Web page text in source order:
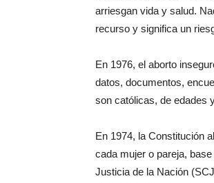
arriesgan vida y salud.
recurso y significa un
En 1976, el aborto
datos, documentos,
son católicas, de edades
En 1974, la Constitución
cada mujer o pareja,
Justicia de la Nación